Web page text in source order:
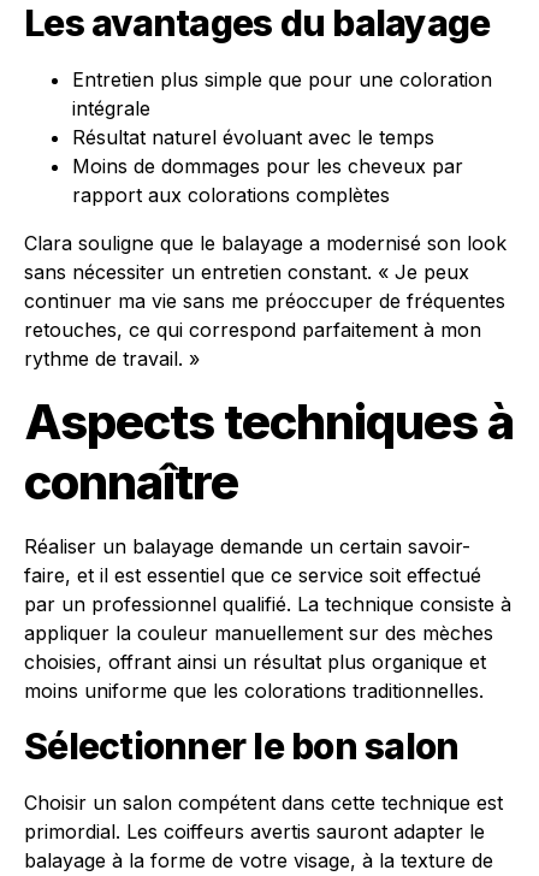
Les avantages du balayage
Entretien plus simple que pour une coloration
intégrale
Résultat naturel évoluant avec le temps
Moins de dommages pour les cheveux par
rapport aux colorations complètes
Clara souligne que le balayage a modernisé son look
sans nécessiter un entretien constant. « Je peux
continuer ma vie sans me préoccuper de fréquentes
retouches, ce qui correspond parfaitement à mon
rythme de travail. »
Aspects techniques à
connaître
Réaliser un balayage demande un certain savoir-
faire, et il est essentiel que ce service soit effectué
par un professionnel qualifié. La technique consiste à
appliquer la couleur manuellement sur des mèches
choisies, offrant ainsi un résultat plus organique et
moins uniforme que les colorations traditionnelles.
Sélectionner le bon salon
Choisir un salon compétent dans cette technique est
primordial. Les coiffeurs avertis sauront adapter le
balayage à la forme de votre visage, à la texture de